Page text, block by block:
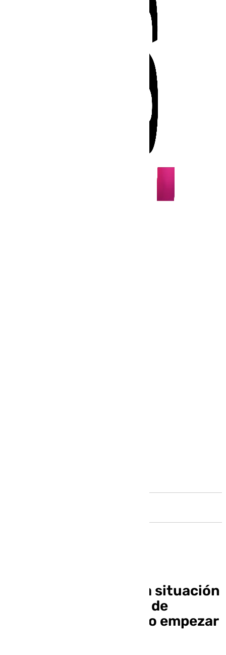
Carlos Rubio, sobre la situación
de la torre del Puerto de
Málaga: «Es casi como empezar